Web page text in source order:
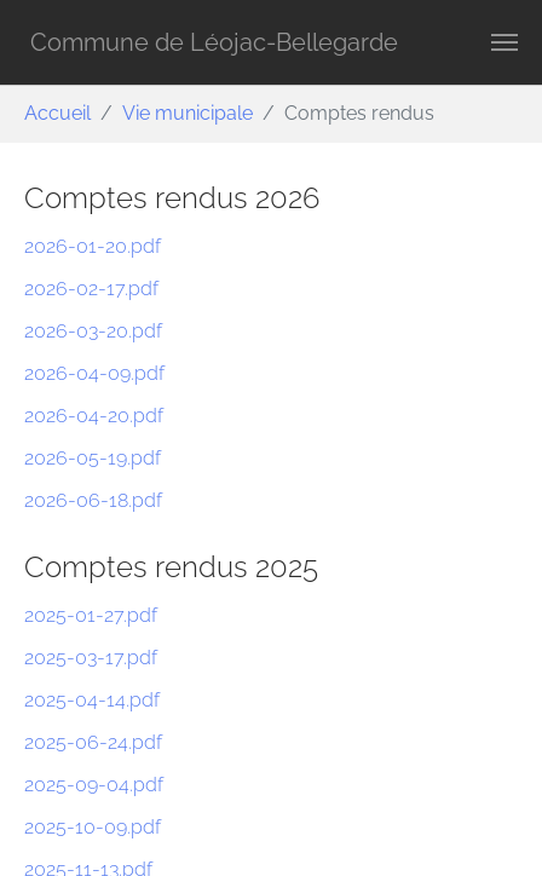
Commune de Léojac-Bellegarde
Accueil Vie municipale Comptes rendus
Comptes rendus 2026
2026-01-20.pdf
2026-02-17.pdf
2026-03-20.pdf
2026-04-09.pdf
2026-04-20.pdf
2026-05-19.pdf
2026-06-18.pdf
Comptes rendus 2025
2025-01-27.pdf
2025-03-17.pdf
2025-04-14.pdf
2025-06-24.pdf
2025-09-04.pdf
2025-10-09.pdf
2025-11-13.pdf